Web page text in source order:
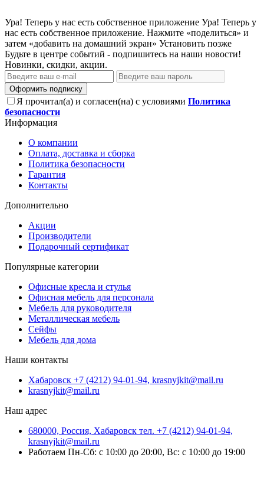
Ура! Теперь у нас есть собственное приложение Ура! Теперь у
нас есть собственное приложение. Нажмите «поделиться» и
затем «добавить на домашний экран» Установить позже
Будьте в центре событий - подпишитесь на наши новости!
Новинки, скидки, акции.
Оформить подписку
Я прочитал(а) и согласен(на) с условиями Политика
безопасности
Информация
О компании
Оплата, доставка и сборка
Политика безопасности
Гарантия
Контакты
Дополнительно
Акции
Производители
Подарочный сертификат
Популярные категории
Офисные кресла и стулья
Офисная мебель для персонала
Мебель для руководителя
Металлическая мебель
Сейфы
Мебель для дома
Наши контакты
Хабаровск +7 (4212) 94-01-94, krasnyjkit@mail.ru
krasnyjkit@mail.ru
Наш адрес
680000, Россия, Хабаровск тел. +7 (4212) 94-01-94,
krasnyjkit@mail.ru
Работаем Пн-Сб: с 10:00 до 20:00, Вс: с 10:00 до 19:00